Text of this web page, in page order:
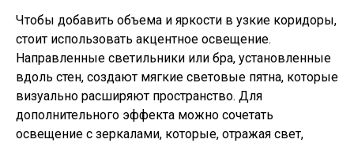
Чтобы добавить объема и яркости в узкие коридоры,
стоит использовать акцентное освещение.
Направленные светильники или бра, установленные
вдоль стен, создают мягкие световые пятна, которые
визуально расширяют пространство. Для
дополнительного эффекта можно сочетать
освещение с зеркалами, которые, отражая свет,